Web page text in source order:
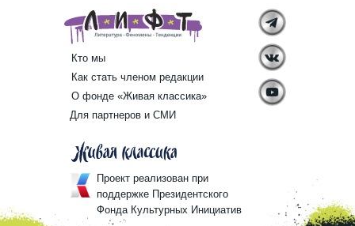
Проект реализован при
поддержке Президентского
Фонда Культурных Инициатив
Кто мы
Как стать членом редакции
О фонде «Живая классика»
Для партнеров и СМИ